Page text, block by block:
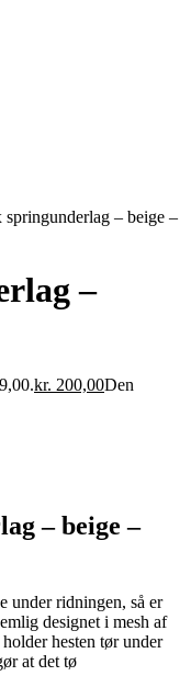
– beige –
–
kr. 200,00Den
– beige –
under ridningen, så er
designet i mesh af
hesten tør under
at det tø